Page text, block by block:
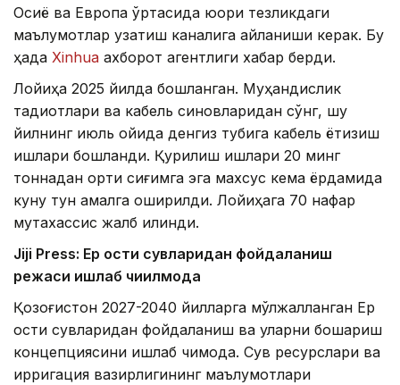
Осиё ва Европа ўртасида юқори тезликдаги
маълумотлар узатиш каналига айланиши керак. Бу
ҳақда Xinhua ахборот агентлиги хабар берди.
Лойиҳа 2025 йилда бошланган. Муҳандислик
тадқиқотлари ва кабель синовларидан сўнг, шу
йилнинг июль ойида денгиз тубига кабель ётқизиш
ишлари бошланди. Қурилиш ишлари 20 минг
тоннадан ортиқ сиғимга эга махсус кема ёрдамида
куну тун амалга оширилди. Лойиҳага 70 нафар
мутахассис жалб қилинди.
Jiji Press: Ер ости сувларидан фойдаланиш
режаси ишлаб чиқилмоқда
Қозоғистон 2027-2040 йилларга мўлжалланган Ер
ости сувларидан фойдаланиш ва уларни бошқариш
концепциясини ишлаб чиқмоқда. Сув ресурслари ва
ирригация вазирлигининг маълумотлари